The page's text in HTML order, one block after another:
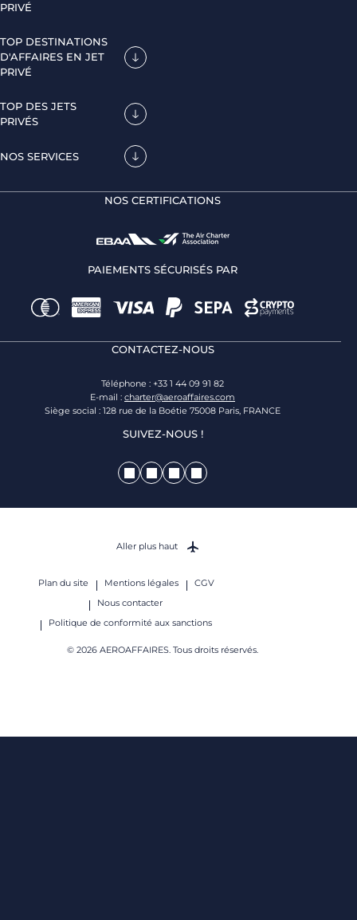
PRIVÉ
TOP DESTINATIONS
D'AFFAIRES EN JET
PRIVÉ
TOP DES JETS
PRIVÉS
NOS SERVICES
NOS CERTIFICATIONS
PAIEMENTS SÉCURISÉS PAR
CONTACTEZ-NOUS
Téléphone : +33 1 44 09 91 82
E-mail : charter@aeroaffaires.com
Siège social : 128 rue de la Boétie 75008 Paris, FRANCE
SUIVEZ-NOUS !
Plan du site Mentions légales
CGV
Nous contacter
Politique de conformité aux sanctions
© 2026 AEROAFFAIRES. Tous droits réservés.
Aller plus haut